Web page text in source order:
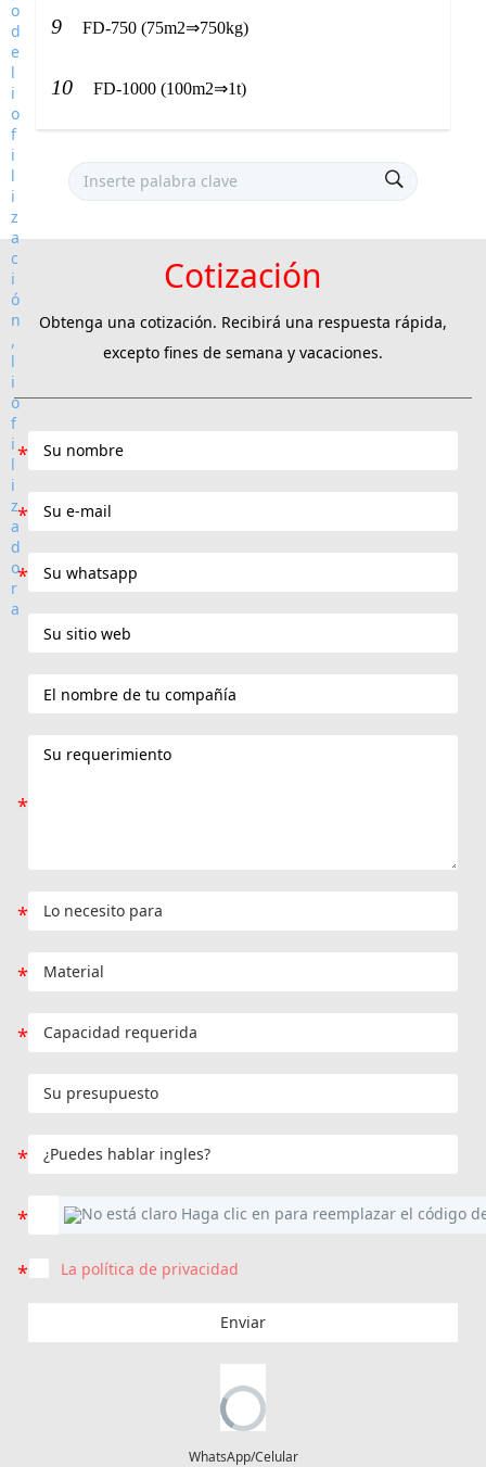
9 FD-750 (75m2⇒750kg)
10 FD-1000 (100m2⇒1t)
Cotización
Obtenga una cotización. Recibirá una respuesta rápida,
excepto fines de semana y vacaciones.
La política de privacidad
Enviar
WhatsApp/Celular